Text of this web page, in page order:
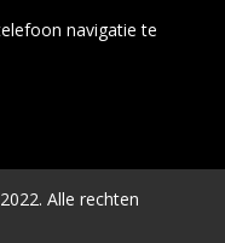
navigatie te
2022. Alle rechten